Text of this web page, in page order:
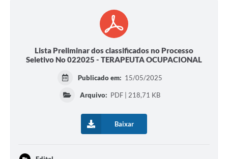
Lista Preliminar dos classificados no Processo
Seletivo No 022025 - TERAPEUTA OCUPACIONAL
Publicado em: 15/05/2025
Arquivo: PDF | 218,71 KB
Baixar